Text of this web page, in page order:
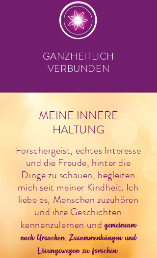
GANZHEITLICH
VERBUNDEN
MEINE INNERE
HALTUNG
Forschergeist, echtes Interesse
und die Freude, hinter die
Dinge zu schauen, begleiten
mich seit meiner Kindheit. Ich
liebe es, Menschen zuzuhören
und ihre Geschichten
kennenzulernen undgemeinsam
nach Ursachen, Zusammenhängen und
Lösungswegen zu forschen.